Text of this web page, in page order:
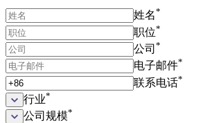
姓名*
职位*
公司​ *
电子邮件*
联系电话*
行业*
公司规模*